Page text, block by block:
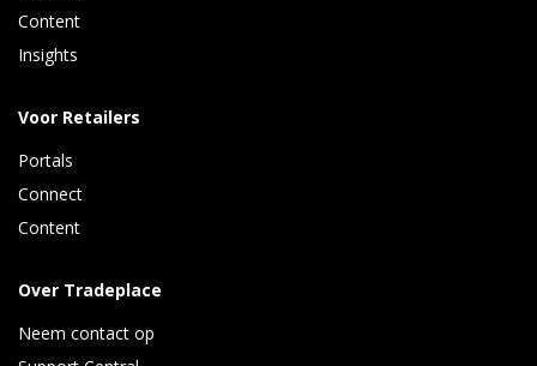
Content
Insights
Voor Retailers
Portals
Connect
Content
Over Tradeplace
Neem contact op